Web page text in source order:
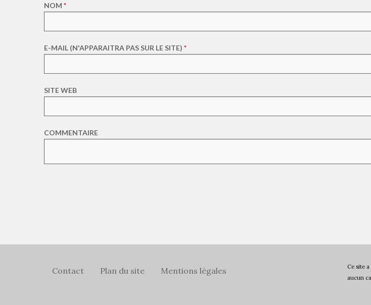
NOM *
E-MAIL (N'APPARAITRA PAS SUR LE SITE) *
SITE WEB
COMMENTAIRE
Contact Plan du site Mentions légales Ce site
aucun